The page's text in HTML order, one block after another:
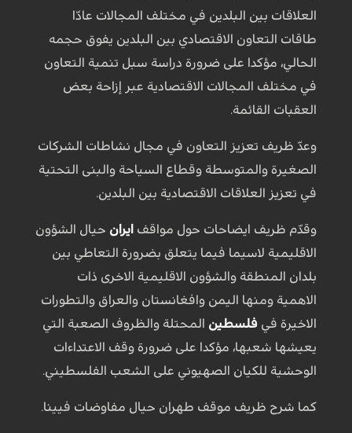
العلاقات بين البلدين في مختلف المجالات عادّا
طاقات التعاون الاقتصادي بين البلدين يفوق حجمه
الحالي، مؤكدا على ضرورة دراسة سبل تنمية التعاون
في مختلف المجالات الاقتصادية عبر إزاحة بعض
العقبات القائمة.
وعدّ ظريف تعزيز التعاون في مجال نشاطات الشركات
الصغيرة والمتوسطة وقطاع السياحة والبنى التحتية
في تعزيز العلاقات الاقتصادية بين البلدين.
وقدّم ظريف ايضاحات حول مواقف ايران حيال الشؤون
الاقليمية لاسيما فيما يتعلق بضرورة التعاطي بين
بلدان المنطقة والشؤون الاقليمية الاخرى ذات
الاهمية ومنها اليمن وافغانستان والعراق والتطورات
الاخيرة في فلسطين المحتلة والظروف الصعبة التي
يعيشها شعبها، مؤكدا على ضرورة وقف الاعتداءات
الوحشية للكيان الصهيوني على الشعب الفلسطيني.
كما شرح ظريف موقف طهران حيال مفاوضات فيينا.